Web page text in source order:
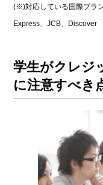
(※)対応している国際ブラ
Express、JCB、Discover
学生がクレジ
に注意すべき